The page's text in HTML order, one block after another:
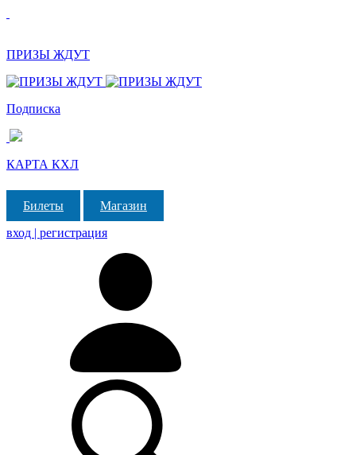
ПРИЗЫ ЖДУТ
Подписка
КАРТА КХЛ
Билеты
Магазин
вход | регистрация